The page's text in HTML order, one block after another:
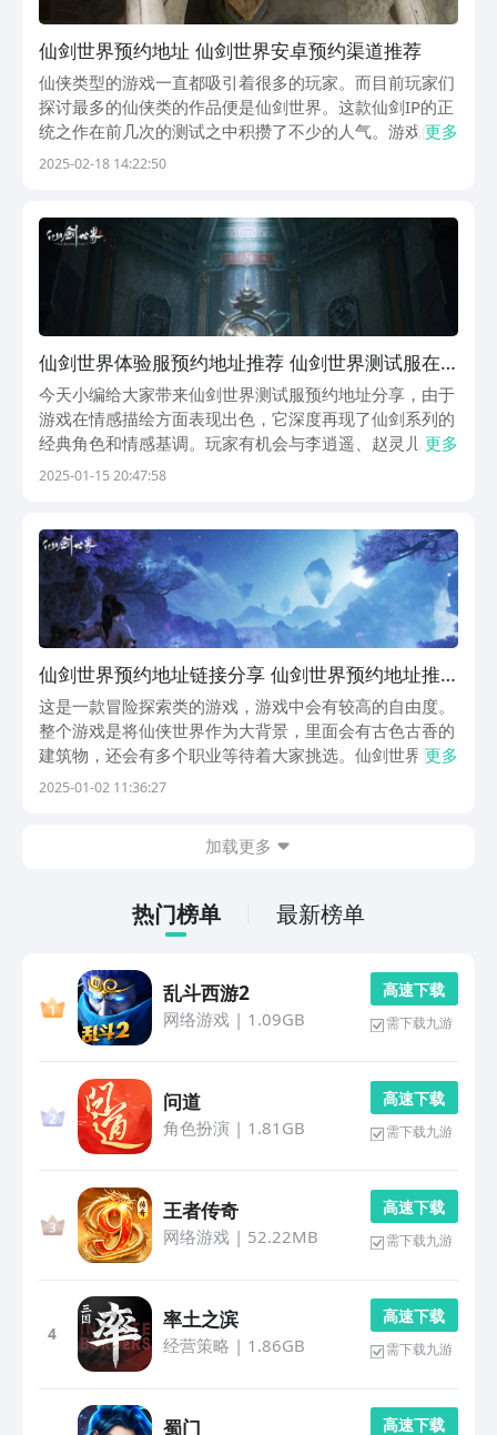
仙剑世界预约地址 仙剑世界安卓预约渠道推荐
仙侠类型的游戏一直都吸引着很多的玩家。而目前玩家们
探讨最多的仙侠类的作品便是仙剑世界。这款仙剑IP的正
统之作在前几次的测试之中积攒了不少的人气。游戏的玩
法和画面都很不错。那么，仙剑世界预约渠道在哪？很多
更多
2025-02-18 14:22:50
仙剑世界体验服预约地址推荐 仙剑世界测试服在
哪里预约
今天小编给大家带来仙剑世界测试服预约地址分享，由于
游戏在情感描绘方面表现出色，它深度再现了仙剑系列的
经典角色和情感基调。玩家有机会与李逍遥、赵灵儿、林
月如等标志性角色并肩作战，体验仙剑系列特有的情感纠
来...
更多
2025-01-15 20:47:58
仙剑世界预约地址链接分享 仙剑世界预约地址推
荐
这是一款冒险探索类的游戏，游戏中会有较高的自由度。
整个游戏是将仙侠世界作为大背景，里面会有古色古香的
建筑物，还会有多个职业等待着大家挑选。仙剑世界预约
地址到底是什么呢？感兴趣的小伙伴都可以看一下接下来
更多
2025-01-02 11:36:27
加载更多
热门榜单 最新榜单
乱斗西游2
网络游戏| 1.09GB
高 速 下 载
需下载九游
问道
角色扮演 | 1.81GB
高 速 下 载
需下载九游
王者传奇
网络游戏| 52.22MB
高 速 下 载
需下载九游
4
率土之滨
经营策略 | 1.86GB
高 速 下 载
需下载九游
蜀门 高 速 下 载